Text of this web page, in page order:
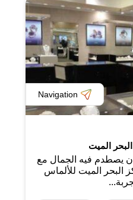
Navigation
الميت
يصطدم فيه الجمال مع
البحر الميت للألماس